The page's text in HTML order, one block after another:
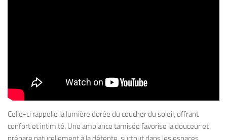
Celle-ci rappelle la lumière dorée du coucher du soleil, offrant
confort et intimité. Une ambiance tamisée favorise la douceur et